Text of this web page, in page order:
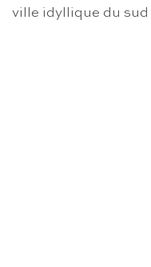
ville idyllique du sud